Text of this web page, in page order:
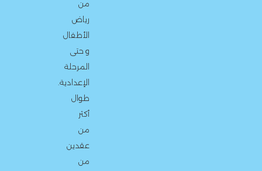
من
رياض
الأطفال
و حتى
المرحلة
الإعدادية.
طوال
أكثر
من
عقدين
من